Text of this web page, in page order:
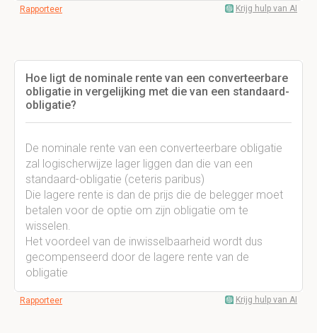
Rapporteer Krijg hulp van AI
Hoe ligt de nominale rente van een converteerbare
obligatie in vergelijking met die van een standaard-
obligatie?
De nominale rente van een converteerbare obligatie
zal logischerwijze lager liggen dan die van een
standaard-obligatie (ceteris paribus)
Die lagere rente is dan de prijs die de belegger moet
betalen voor de optie om zijn obligatie om te
wisselen.
Het voordeel van de inwisselbaarheid wordt dus
gecompenseerd door de lagere rente van de
obligatie
Rapporteer Krijg hulp van AI